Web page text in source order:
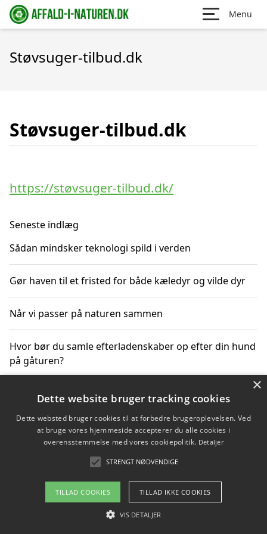
Menu
Støvsuger-tilbud.dk
Støvsuger-tilbud.dk
https://støvsuger-tilbud.dk/
Seneste indlæg
Sådan mindsker teknologi spild i verden
Gør haven til et fristed for både kæledyr og vilde dyr
Når vi passer på naturen sammen
Hvor bør du samle efterladenskaber op efter din hund
på gåturen?
Sådan rydder du effektivt op efter et stort event
Copyright 2026 - Pilanto Aps
Om / kontakt
Blog Betingelser
×
Dette website bruger tracking cookies
Dette websted bruger cookies til at forbedre brugeroplevelsen. Ved
at bruge vores hjemmeside accepterer du alle cookies i
overensstemmelse med vores cookiepolitik. Detaljer
STRENGT NØDVENDIGE
TILLAD COOKIES TILLAD IKKE COOKIES
VIS DETALJER